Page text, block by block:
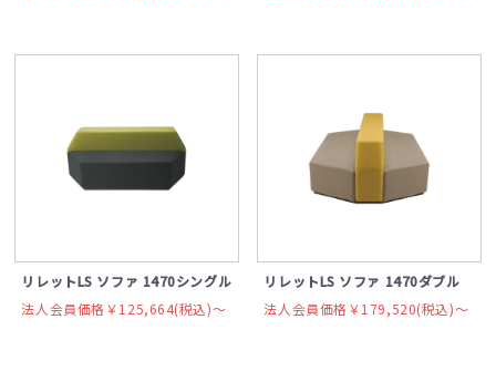
リレットLS ソファ 1470シングル
法人会員価格￥125,664(税込)〜
リレットLS ソファ 1470ダブル
法人会員価格￥179,520(税込)〜